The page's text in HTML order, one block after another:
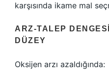
karşısında ikame mal
ARZ-TALEP
DÜZEY
Oksijen arzı azaldığında: